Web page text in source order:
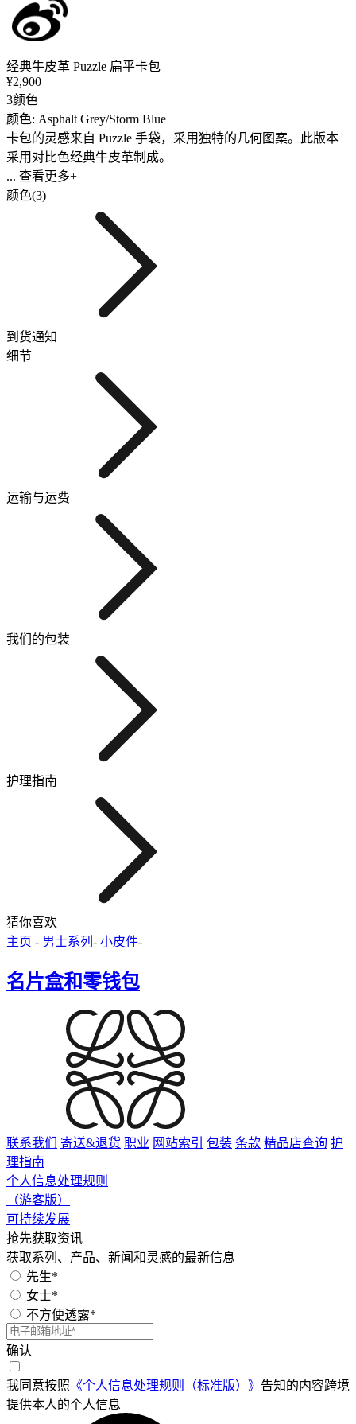
经典牛皮革 Puzzle 扁平卡包
¥2,900
3颜色
颜色: Asphalt Grey/Storm Blue
卡包的灵感来自 Puzzle 手袋，采用独特的几何图案。此版本
采用对比色经典牛皮革制成。
... 查看更多+
颜色(3)
到货通知
细节
运输与运费
我们的包装
护理指南
猜你喜欢
主页 - 男士系列 - 小皮件-
名片盒和零钱包
联系我们 寄送&退货 职业 网站索引 包装 条款 精品店查询 护
理指南
个人信息处理规则
（游客版）
可持续发展
抢先获取资讯
获取系列、产品、新闻和灵感的最新信息
先生*
女士*
不方便透露*
确认
我同意按照 《个人信息处理规则（标准版）》 告知的内容跨境
提供本人的个人信息